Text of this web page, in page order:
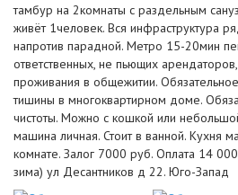
тамбур на 2комнаты с раздельным
живёт 1человек. Вся инфраструктура
напротив парадной. Метро 15-20мин
ответственных, не пьющих
проживания в общежитии.
тишины в многоквартирном доме.
чистоты. Можно с кошкой или
машина личная. Стоит в ванной. Кухня
комнате. Залог 7000 руб. Оплата 14
зима) ул Десантников д 22. Юго-Запад